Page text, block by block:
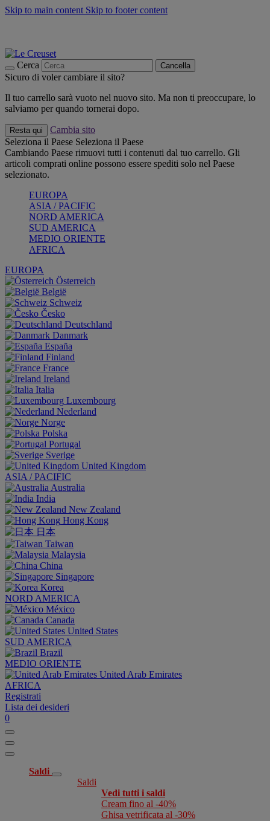
Skip to main content Skip to footer content
Cerca Cancella
Sicuro di voler cambiare il sito?
Il tuo carrello sarà vuoto nel nuovo sito. Ma non ti preoccupare, lo
salviamo per quando tornerai dopo.
Resta qui
Cambia sito
Seleziona il Paese Seleziona il Paese
Cambiando Paese rimuovi tutti i contenuti dal tuo carrello. Gli
articoli comprati online possono essere spediti solo nel Paese
selezionato.
EUROPA
ASIA / PACIFIC
NORD AMERICA
SUD AMERICA
MEDIO ORIENTE
AFRICA
EUROPA
Österreich
België
Schweiz
Česko
Deutschland
Danmark
España
Finland
France
Ireland
Italia
Luxembourg
Nederland
Norge
Polska
Portugal
Sverige
United Kingdom
ASIA / PACIFIC
Australia
India
New Zealand
Hong Kong
日本
Taiwan
Malaysia
China
Singapore
Korea
NORD AMERICA
México
Canada
United States
SUD AMERICA
Brazil
MEDIO ORIENTE
United Arab Emirates
AFRICA
Registrati
Lista dei desideri
0
Saldi
Saldi
Vedi tutti i saldi
Cream fino al -40%
Ghisa vetrificata al -30%